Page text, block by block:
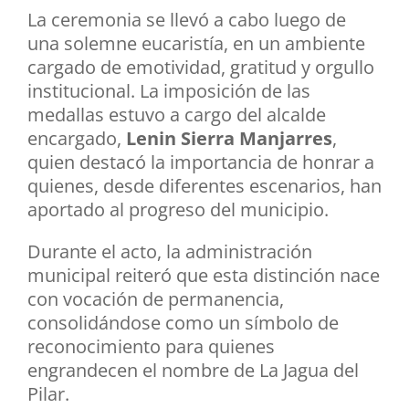
La ceremonia se llevó a cabo luego de
una solemne eucaristía, en un ambiente
cargado de emotividad, gratitud y orgullo
institucional. La imposición de las
medallas estuvo a cargo del alcalde
encargado, Lenin Sierra Manjarres,
quien destacó la importancia de honrar a
quienes, desde diferentes escenarios, han
aportado al progreso del municipio.
Durante el acto, la administración
municipal reiteró que esta distinción nace
con vocación de permanencia,
consolidándose como un símbolo de
reconocimiento para quienes
engrandecen el nombre de La Jagua del
Pilar.